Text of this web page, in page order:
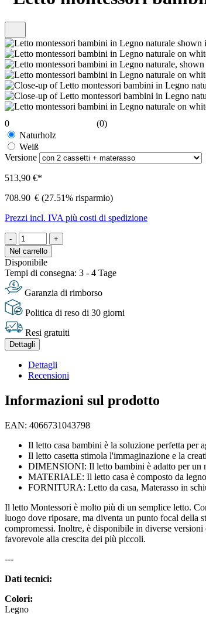
0
(0)
Naturholz
Weiß
Versione
513,90 €*
708.90 € (27.51% risparmio)
Prezzi incl. IVA più costi di spedizione
-
+
Nel carrello
Disponibile
Tempi di consegna: 3 - 4 Tage
Garanzia di rimborso
Politica di reso di 30 giorni
Resi gratuiti
Dettagli
Dettagli
Recensioni
Informazioni sul prodotto
EAN: 4066731043798
Il letto casa bambini è la soluzione perfetta per
Il letto casetta stimola l'immaginazione e la
DIMENSIONI: Il letto bambini è adatto per un
MATERIALE: Il letto casa è composto da
FORNITURA: Letto da casa, Materasso in
Il letto Montessori è molto più di un semplice letto.
luogo dove riposare, ma diventa un punto focal della
compromessi. Inoltre, è disponibile in diverse
favorevole alla crescita dei più piccoli.
---
Dati tecnici:
Colori:
Legno